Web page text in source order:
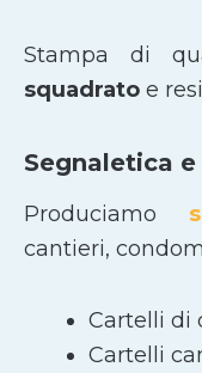
Stampa di
squadrato e
Segnaletica
Produciamo
cantieri,
Cartelli di
Cartelli